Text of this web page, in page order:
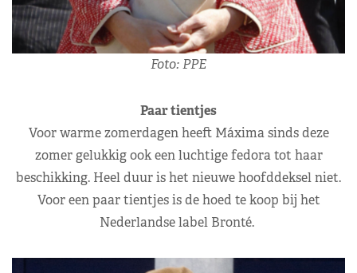
Foto: PPE
Paar tientjes
Voor warme zomerdagen heeft Máxima sinds deze
zomer gelukkig ook een luchtige fedora tot haar
beschikking. Heel duur is het nieuwe hoofddeksel niet.
Voor een paar tientjes is de hoed te koop bij het
Nederlandse label Bronté.